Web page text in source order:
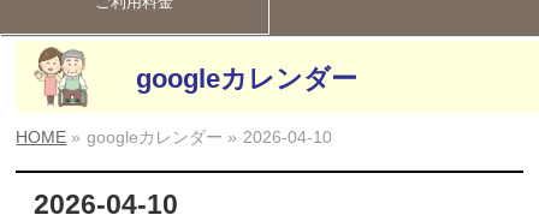
googleカレンダー
HOME » googleカレンダー » 2026-04-10
2026-04-10